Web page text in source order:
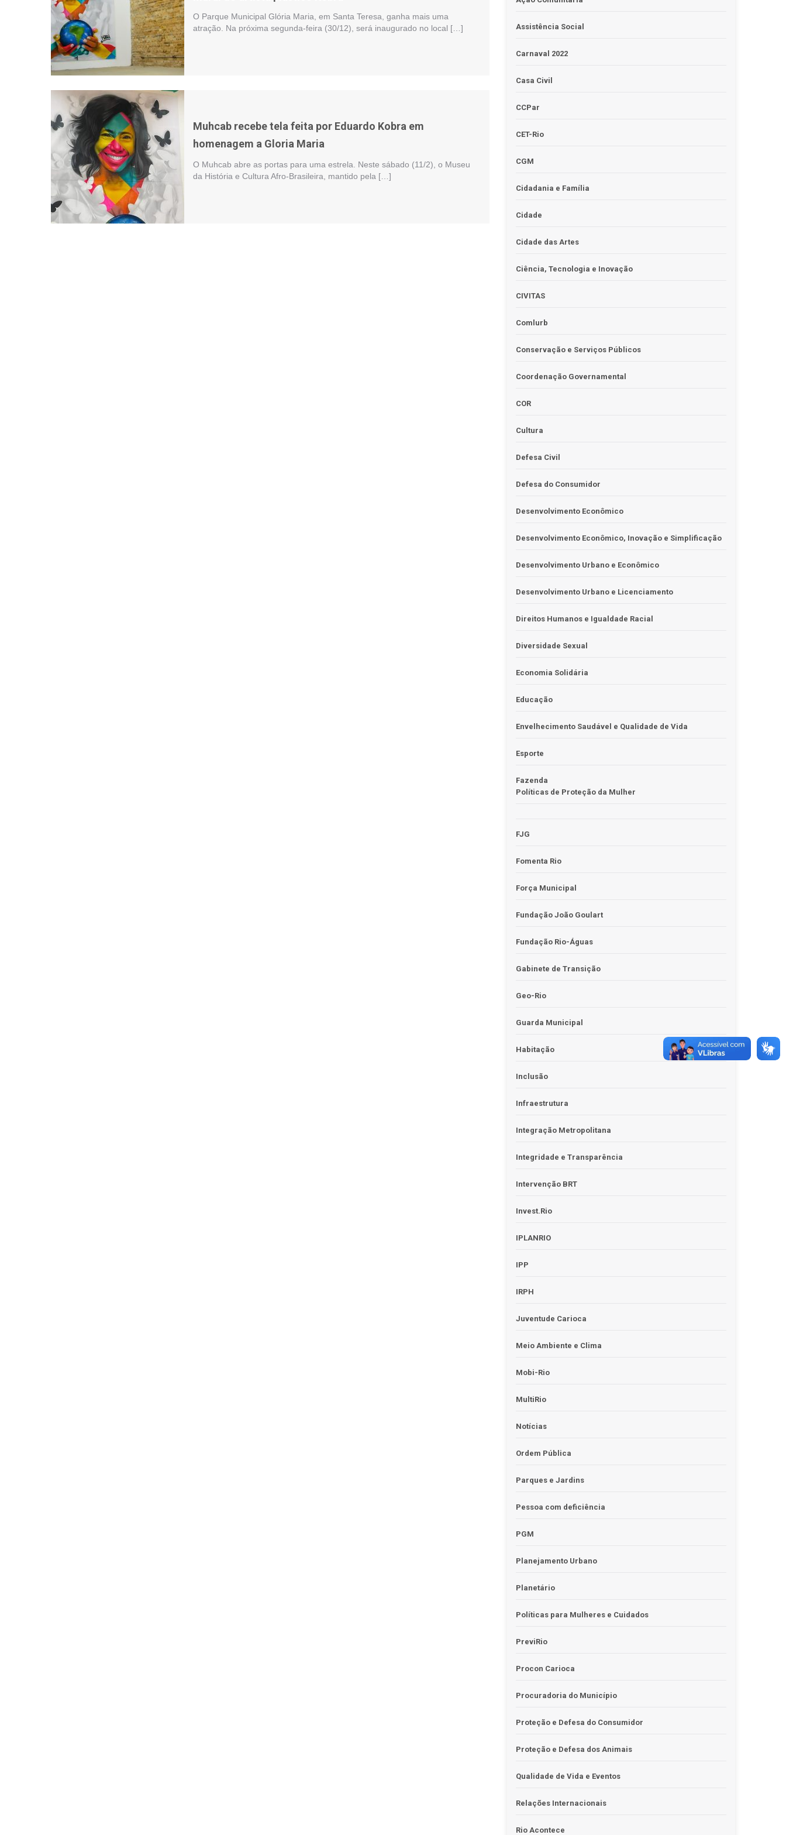
O Parque Municipal Glória Maria, em Santa Teresa, ganha mais uma
atração. Na próxima segunda-feira (30/12), será inaugurado no local […]
Muhcab recebe tela feita por Eduardo Kobra em
homenagem a Gloria Maria
O Muhcab abre as portas para uma estrela. Neste sábado (11/2), o Museu
da História e Cultura Afro-Brasileira, mantido pela […]
Assistência Social
Carnaval 2022
Casa Civil
CCPar
CET-Rio
CGM
Cidadania e Família
Cidade
Cidade das Artes
Ciência, Tecnologia e Inovação
CIVITAS
Comlurb
Conservação e Serviços Públicos
Coordenação Governamental
COR
Cultura
Defesa Civil
Defesa do Consumidor
Desenvolvimento Econômico
Desenvolvimento Econômico, Inovação e Simplificação
Desenvolvimento Urbano e Econômico
Desenvolvimento Urbano e Licenciamento
Direitos Humanos e Igualdade Racial
Diversidade Sexual
Economia Solidária
Educação
Envelhecimento Saudável e Qualidade de Vida
Esporte
Fazenda
Políticas de Proteção da Mulher
FJG
Fomenta Rio
Força Municipal
Fundação João Goulart
Fundação Rio-Águas
Gabinete de Transição
Geo-Rio
Guarda Municipal
Habitação
Inclusão
Infraestrutura
Integração Metropolitana
Integridade e Transparência
Intervenção BRT
Invest.Rio
IPLANRIO
IPP
IRPH
Juventude Carioca
Meio Ambiente e Clima
Mobi-Rio
MultiRio
Notícias
Ordem Pública
Parques e Jardins
Pessoa com deficiência
PGM
Planejamento Urbano
Planetário
Políticas para Mulheres e Cuidados
PreviRio
Procon Carioca
Procuradoria do Município
Proteção e Defesa do Consumidor
Proteção e Defesa dos Animais
Qualidade de Vida e Eventos
Relações Internacionais
Rio Acontece